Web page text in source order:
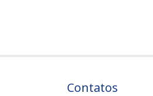
Contatos